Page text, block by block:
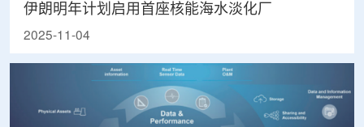
伊朗明年计划启用首座核能海水淡化厂
2025-11-04